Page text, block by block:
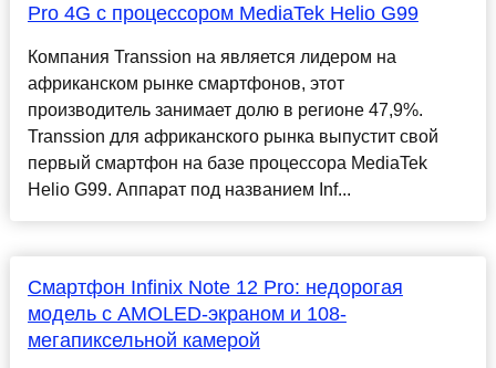
Pro 4G с процессором MediaTek Helio G99
Компания Transsion на является лидером на
африканском рынке смартфонов, этот
производитель занимает долю в регионе 47,9%.
Transsion для африканского рынка выпустит свой
первый смартфон на базе процессора MediaTek
Helio G99. Аппарат под названием Inf...
Смартфон Infinix Note 12 Pro: недорогая
модель с AMOLED-экраном и 108-
мегапиксельной камерой